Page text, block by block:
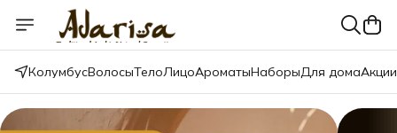
КолумбусВолосыТелоЛицоАроматыНаборыДля домаАкции